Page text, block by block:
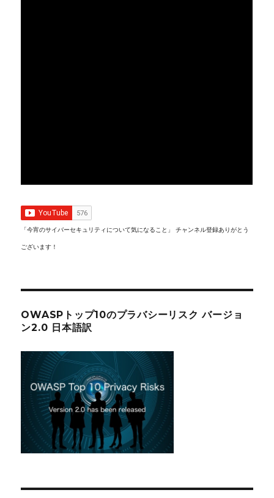
「今宵のサイバーセキュリティについて気になること」 チャンネル登録ありがとう
ございます！
OWASPトップ10のプラバシーリスク バージョ
ン2.0 日本語訳